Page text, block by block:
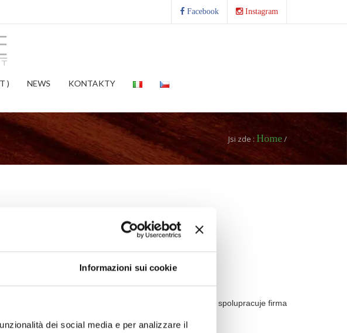
Informazioni sui cookie
dei social media e per analizzare il
Facebook Instagram
) NEWS KONTAKTY
Jsi zde : Home/
spočívající v konstrukci malých i velkých dřevostaveb spolupracuje firma